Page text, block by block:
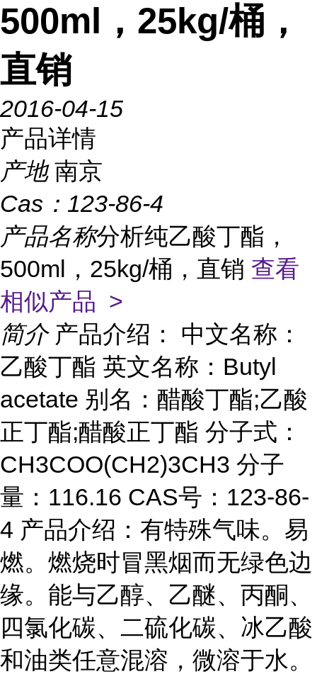
500ml，25kg/桶，
直销
2016-04-15
产品详情
产地 南京
Cas： 123-86-4
产品名称分析纯乙酸丁酯，
500ml，25kg/桶，直销 查看
相似产品 >
简介 产品介绍： 中文名称：
乙酸丁酯 英文名称：Butyl
acetate 别名：醋酸丁酯;乙酸
正丁酯;醋酸正丁酯 分子式：
CH3COO(CH2)3CH3 分子
量：116.16 CAS号：123-86-
4 产品介绍：有特殊气味。易
燃。燃烧时冒黑烟而无绿色边
缘。能与乙醇、乙醚、丙酮、
四氯化碳、二硫化碳、冰乙酸
和油类任意混溶，微溶于水。